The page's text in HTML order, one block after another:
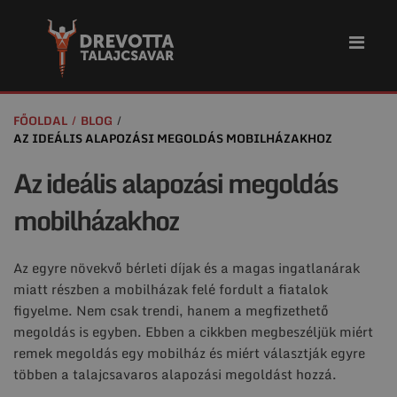
FŐOLDAL
BLOG
AZ IDEÁLIS ALAPOZÁSI MEGOLDÁS MOBILHÁZAKHOZ
Az ideális alapozási megoldás
mobilházakhoz
Az egyre növekvő bérleti díjak és a magas ingatlanárak
miatt részben a mobilházak felé fordult a fiatalok
figyelme. Nem csak trendi, hanem a megfizethető
megoldás is egyben. Ebben a cikkben megbeszéljük miért
remek megoldás egy mobilház és miért választják egyre
többen a talajcsavaros alapozási megoldást hozzá.